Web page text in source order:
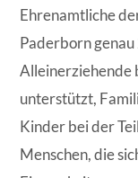
Ehrenamtliche
Paderborn
Alleinerziehende
unterstützt,
Kinder bei der
Menschen, die